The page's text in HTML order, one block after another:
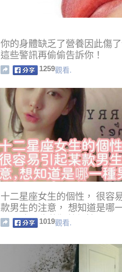
你的身體缺乏了營養因此傷
這些警訊再偷偷告訴你！
1259觀看.
十二星座女生的個性， 很容
款男生的注意， 想知道是哪
12星座男生的獨特個性
1019觀看.